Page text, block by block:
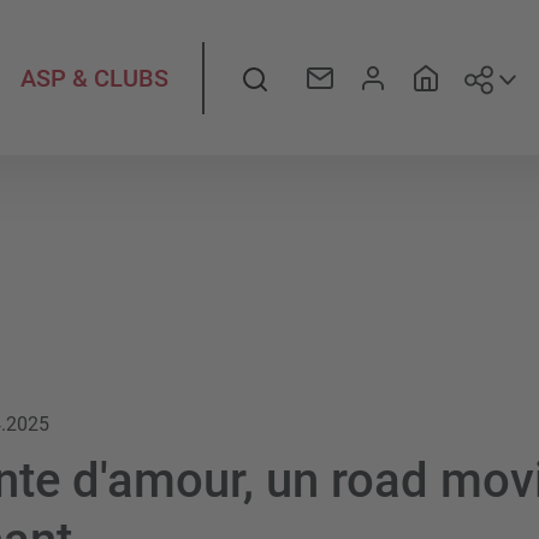
ASP & CLUBS Rechercher
d'amour, un road